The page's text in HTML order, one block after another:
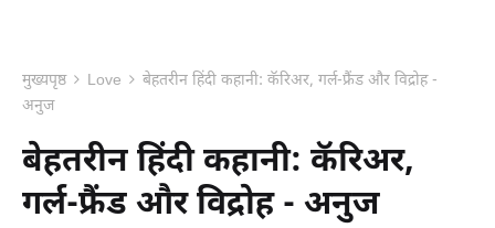
मुख्यपृष्ठ Love
बेहतरीन हिंदी कहानी: कॅरिअर, गर्ल-फ्रैंड और विद्रोह -
अनुज
बेहतरीन हिंदी कहानी: कॅरिअर,
गर्ल-फ्रैंड और विद्रोह - अनुज